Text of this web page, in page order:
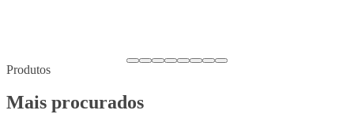
Produtos
Mais procurados